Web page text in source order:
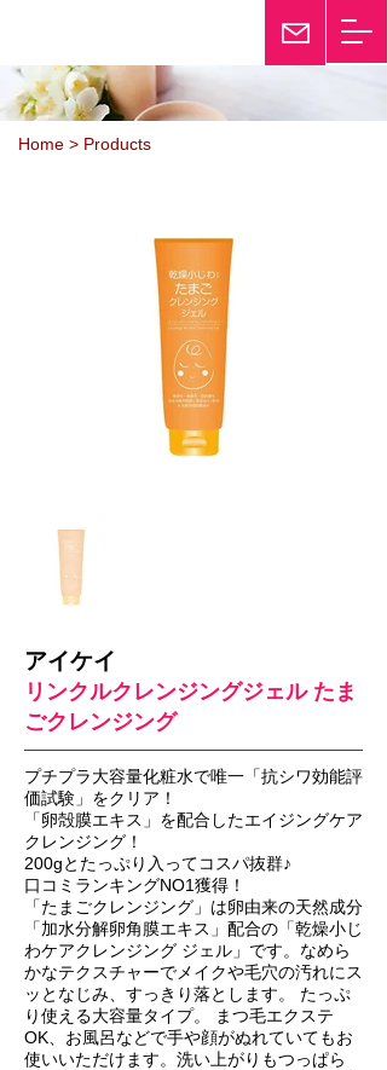
Home > Products
アイケイ
リンクルクレンジングジェル たま
ごクレンジング
プチプラ大容量化粧水で唯一「抗シワ効能評
価試験」をクリア！
「卵殻膜エキス」を配合したエイジングケア
クレンジング！
200gとたっぷり入ってコスパ抜群♪
口コミランキングNO1獲得！
「たまごクレンジング」は卵由来の天然成分
「加水分解卵角膜エキス」配合の「乾燥小じ
わケアクレンジング ジェル」です。なめら
かなテクスチャーでメイクや毛穴の汚れにス
ッとなじみ、すっきり落とします。 たっぷ
り使える大容量タイプ。 まつ毛エクステ
OK、お風呂などで手や顔がぬれていてもお
使いいただけます。洗い上がりもつっぱら